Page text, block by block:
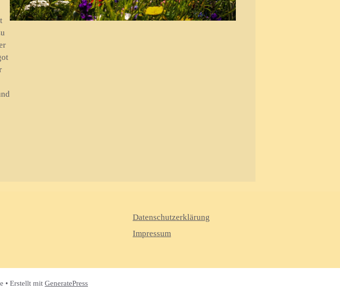
Datenschutzerklärung
Impressum
• Erstellt mit GeneratePress